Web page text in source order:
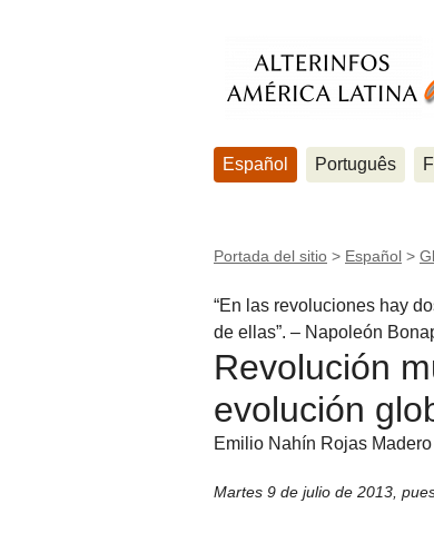
Español Português
Portada del sitio > Español >
“En las revoluciones hay
de ellas”. – Napoleón
Revolución
evolución
Emilio Nahín Rojas Madero
Martes 9 de julio de 2013